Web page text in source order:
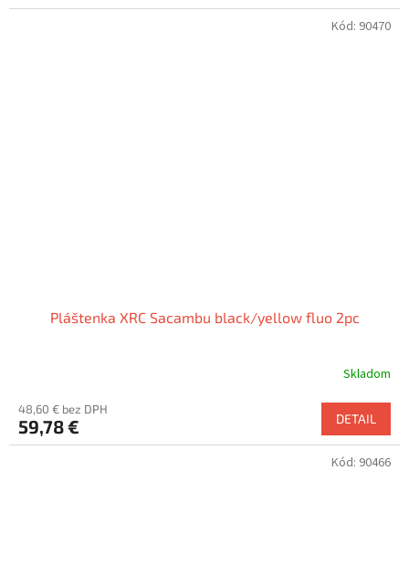
Pláštenka XRC Sacambu black/yellow fluo 2pc
Skladom
48,60 € bez DPH
59,78 € DETAIL
Kód: 90470
Kód: 90466